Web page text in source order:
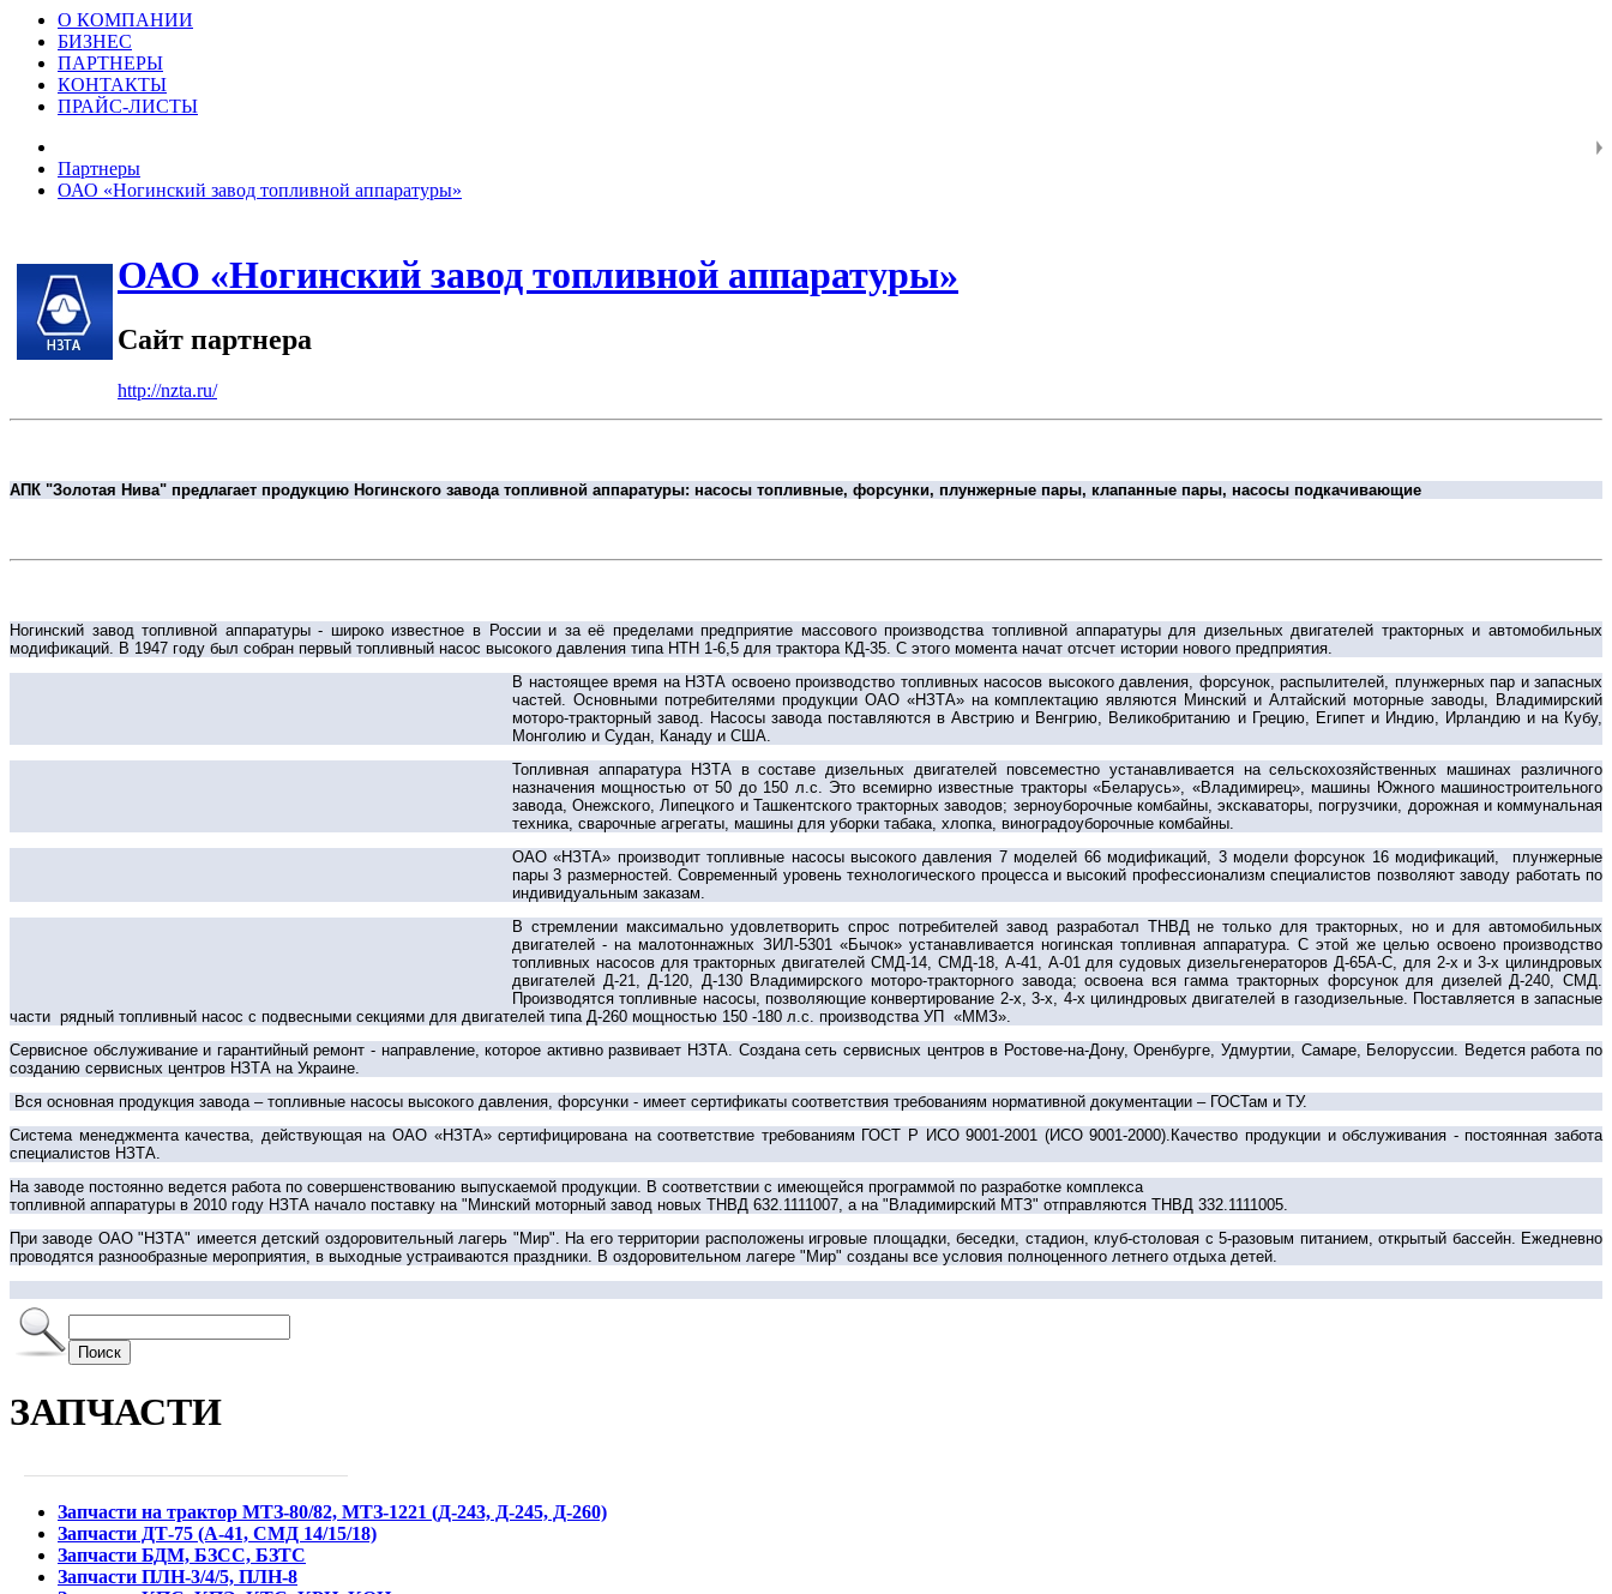
О КОМПАНИИ
БИЗНЕС
ПАРТНЕРЫ
КОНТАКТЫ
ПРАЙС-ЛИСТЫ
Партнеры
ОАО «Ногинский завод топливной аппаратуры»
ОАО «Ногинский завод топливной аппаратуры»
Сайт партнера
http://nzta.ru/
АПК "Золотая Нива" предлагает продукцию Ногинского завода топливной аппаратуры: насосы топливные, форсунки, плунжерные пары, клапанные пары, насосы подкачивающие
Ногинский завод топливной аппаратуры - широко известное в России и за её пределами предприятие массового производства топливной аппаратуры для дизельных двигателей тракторных и автомобильных
модификаций. В 1947 году был собран первый топливный насос высокого давления типа НТН 1-6,5 для трактора КД-35. С этого момента начат отсчет истории нового предприятия.
В настоящее время на НЗТА освоено производство топливных насосов высокого давления, форсунок, распылителей, плунжерных пар и запасных
частей. Основными потребителями продукции ОАО «НЗТА» на комплектацию являются Минский и Алтайский моторные заводы, Владимирский
моторо-тракторный завод. Насосы завода поставляются в Австрию и Венгрию, Великобританию и Грецию, Египет и Индию, Ирландию и на Кубу,
Монголию и Судан, Канаду и США.
Топливная аппаратура НЗТА в составе дизельных двигателей повсеместно устанавливается на сельскохозяйственных машинах различного
назначения мощностью от 50 до 150 л.с. Это всемирно известные тракторы «Беларусь», «Владимирец», машины Южного машиностроительного
завода, Онежского, Липецкого и Ташкентского тракторных заводов; зерноуборочные комбайны, экскаваторы, погрузчики, дорожная и коммунальная
техника, сварочные агрегаты, машины для уборки табака, хлопка, виноградоуборочные комбайны.
ОАО «НЗТА» производит топливные насосы высокого давления 7 моделей 66 модификаций, 3 модели форсунок 16 модификаций, плунжерные
пары 3 размерностей. Современный уровень технологического процесса и высокий профессионализм специалистов позволяют заводу работать по
индивидуальным заказам.
В стремлении максимально удовлетворить спрос потребителей завод разработал ТНВД не только для тракторных, но и для автомобильных
двигателей - на малотоннажных ЗИЛ-5301 «Бычок» устанавливается ногинская топливная аппаратура. С этой же целью освоено производство
топливных насосов для тракторных двигателей СМД-14, СМД-18, А-41, А-01 для судовых дизельгенераторов Д-65А-С, для 2-х и 3-х цилиндровых
двигателей Д-21, Д-120, Д-130 Владимирского моторо-тракторного завода; освоена вся гамма тракторных форсунок для дизелей Д-240, СМД.
Производятся топливные насосы, позволяющие конвертирование 2-х, 3-х, 4-х цилиндровых двигателей в газодизельные. Поставляется в запасные
части рядный топливный насос с подвесными секциями для двигателей типа Д-260 мощностью 150 -180 л.с. производства УП «ММЗ».
Сервисное обслуживание и гарантийный ремонт - направление, которое активно развивает НЗТА. Создана сеть сервисных центров в Ростове-на-Дону, Оренбурге, Удмуртии, Самаре, Белоруссии. Ведется работа по
созданию сервисных центров НЗТА на Украине.
Вся основная продукция завода – топливные насосы высокого давления, форсунки - имеет сертификаты соответствия требованиям нормативной документации – ГОСТам и ТУ.
Система менеджмента качества, действующая на ОАО «НЗТА» сертифицирована на соответствие требованиям ГОСТ Р ИСО 9001-2001 (ИСО 9001-2000).Качество продукции и обслуживания - постоянная забота
специалистов НЗТА.
На заводе постоянно ведется работа по совершенствованию выпускаемой продукции. В соответствии с имеющейся программой по разработке комплекса
топливной аппаратуры в 2010 году НЗТА начало поставку на "Минский моторный завод новых ТНВД 632.1111007, а на "Владимирский МТЗ" отправляются ТНВД 332.1111005.
При заводе ОАО "НЗТА" имеется детский оздоровительный лагерь "Мир". На его территории расположены игровые площадки, беседки, стадион, клуб-столовая с 5-разовым питанием, открытый бассейн. Ежедневно
проводятся разнообразные мероприятия, в выходные устраиваются праздники. В оздоровительном лагере "Мир" созданы все условия полноценного летнего отдыха детей.
Поиск
ЗАПЧАСТИ
Запчасти на трактор МТЗ-80/82, МТЗ-1221 (Д-243, Д-245, Д-260)
Запчасти ДТ-75 (А-41, СМД 14/15/18)
Запчасти БДМ, БЗСС, БЗТС
Запчасти ПЛН-3/4/5, ПЛН-8